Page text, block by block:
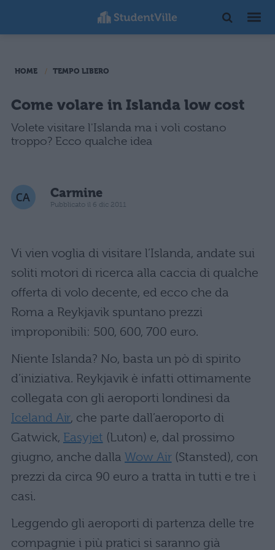
HOME TEMPO LIBERO
Come volare in Islanda low cost
Volete visitare l'Islanda ma i voli costano
troppo? Ecco qualche idea
Carmine
Pubblicato il 6 dic 2011
Vi vien voglia di visitare l’Islanda, andate sui
soliti motori di ricerca alla caccia di qualche
offerta di volo decente, ed ecco che da
Roma a Reykjavik spuntano prezzi
improponibili: 500, 600, 700 euro.
Niente Islanda? No, basta un pò di spirito
d’iniziativa. Reykjavik è infatti ottimamente
collegata con gli aeroporti londinesi da
Iceland Air, che parte dall’aeroporto di
Gatwick, Easyjet (Luton) e, dal prossimo
giugno, anche dalla Wow Air(Stansted), con
prezzi da circa 90 euro a tratta in tutti e tre i
casi.
Leggendo gli aeroporti di partenza delle tre
compagnie i più pratici si saranno già